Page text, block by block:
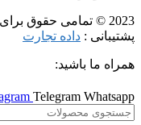
2023 © تمامی
پشتیبانی : داده تجارت
همراه ما باشید:
Telegram Whatsapp